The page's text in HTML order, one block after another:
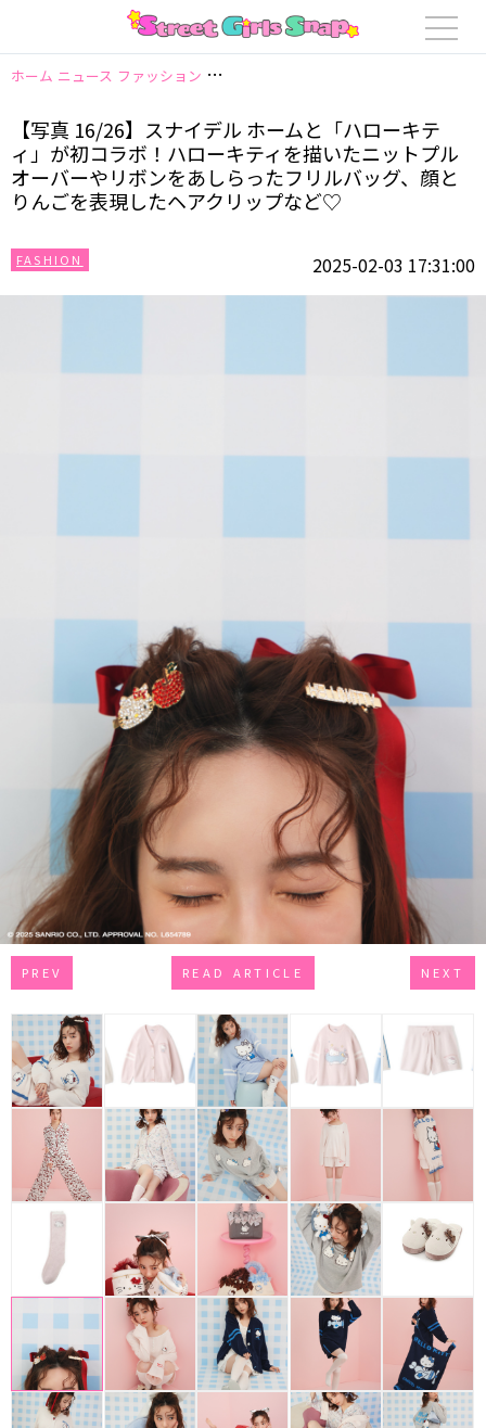
ホーム ニュース ファッション 【写真 16/26】スナイデル ホームと「ハ
【写真 16/26】スナイデル ホームと「ハローキテ
ィ」が初コラボ！ハローキティを描いたニットプル
オーバーやリボンをあしらったフリルバッグ、顔と
りんごを表現したヘアクリップなど♡
FASHION 2025-02-03 17:31:00
PREV READ ARTICLE NEXT